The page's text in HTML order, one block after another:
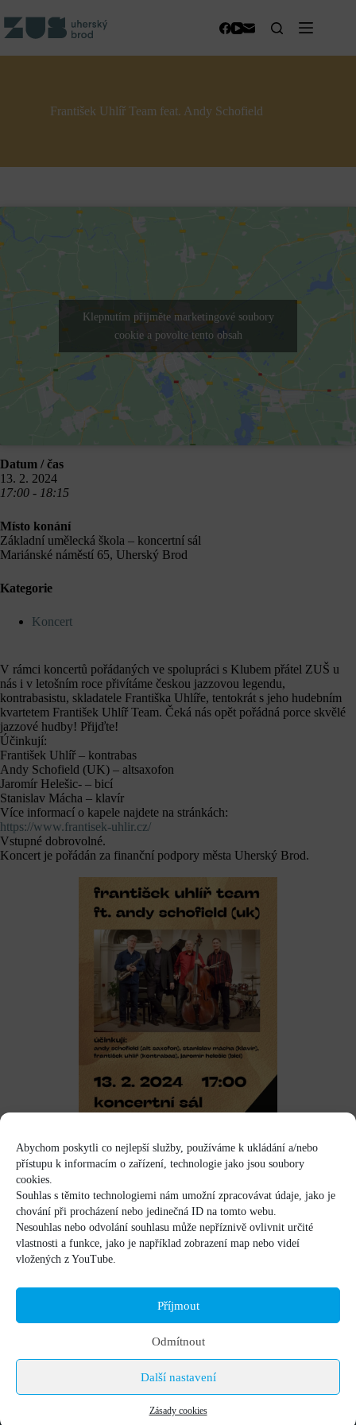
Abychom poskytli co nejlepší služby, používáme k ukládání a/nebo
přístupu k informacím o zařízení, technologie jako jsou soubory
cookies.
Souhlas s těmito technologiemi nám umožní zpracovávat údaje, jako je
chování při procházení nebo jedinečná ID na tomto webu.
Nesouhlas nebo odvolání souhlasu může nepříznivě ovlivnit určité
vlastnosti a funkce, jako je například zobrazení map nebo videí
vložených z YouTube.
Příjmout
Odmítnout
Další nastavení
Zásady cookies
to
content
František Uhlíř Team feat. Andy Schofield
Klepnutím přijměte marketingové soubory
cookie a povolte tento obsah
Datum / čas
13. 2. 2024
17:00 - 18:15
Místo konání
Základní umělecká škola – koncertní sál
Mariánské náměstí 65, Uherský Brod
Kategorie
Koncert
V rámci koncertů pořádaných ve spolupráci s Klubem přátel ZUŠ u
nás i v letošním roce přivítáme českou jazzovou legendu,
kontrabasistu, skladatele Františka Uhlíře, tentokrát s jeho hudebním
kvartetem František Uhlíř Team. Čeká nás opět pořádná porce skvělé
jazzové hudby! Přijďte!
Účinkují:
František Uhlíř – kontrabas
Andy Schofield (UK) – altsaxofon
Jaromír Helešic- – bicí
Stanislav Mácha – klavír
Více informací o kapele najdete na stránkách:
https://www.frantisek-uhlir.cz/
Vstupné dobrovolné.
Koncert je pořádán za finanční podpory města Uherský Brod.
© 2020-2026 Základní umělecká škola Uherský Brod